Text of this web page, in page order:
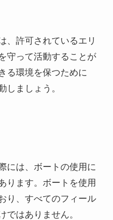
、許可されているエリ
守って活動することが
る環境を保つために
しましょう。
には、ボートの使用に
ります。ボートを使用
り、すべてのフィール
ではありません。